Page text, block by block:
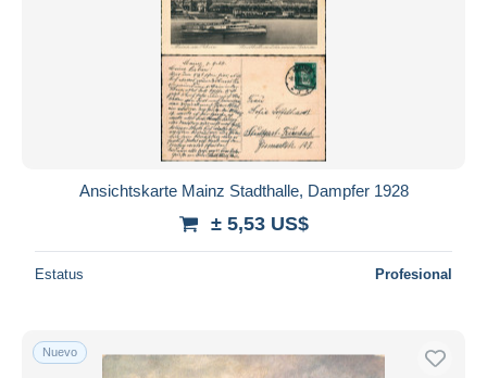
Ansichtskarte Mainz Stadthalle, Dampfer 1928
± 5,53 US$
Estatus Profesional
Nuevo